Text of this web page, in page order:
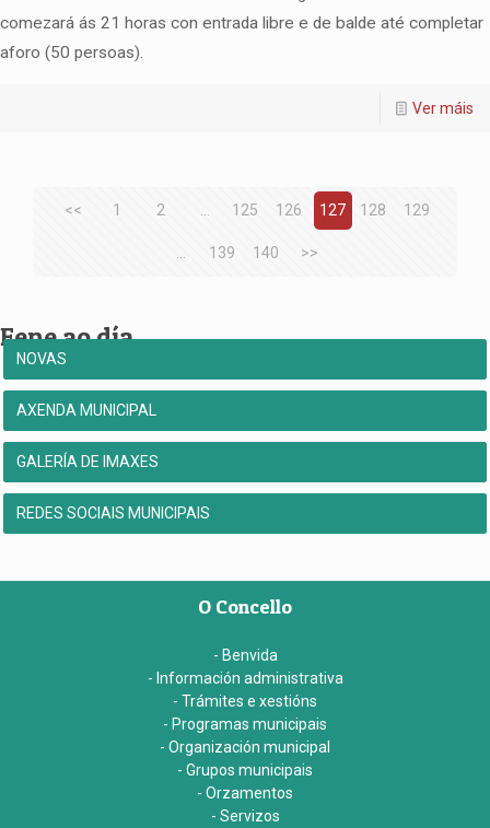
comezará ás 21 horas con entrada libre e de balde até completar
aforo (50 persoas).
Ver máis
<< 1 2 125 126 127 128 129
139 140 >>
Fene ao día
NOVAS
AXENDA MUNICIPAL
GALERÍA DE IMAXES
REDES SOCIAIS MUNICIPAIS
O Concello
- Benvida
- Información administrativa
- Trámites e xestións
- Programas municipais
- Organización municipal
- Grupos municipais
- Orzamentos
- Servizos